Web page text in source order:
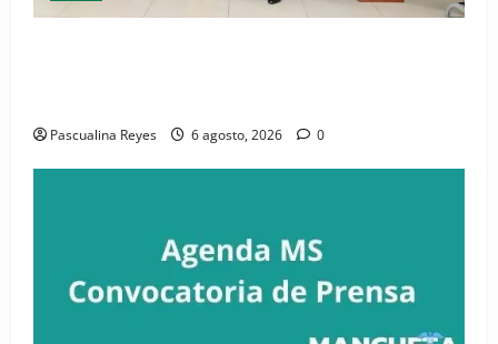
Pascualina Reyes 6 agosto, 2026 0